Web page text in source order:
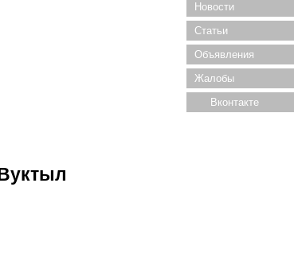
Новости
Статьи
Объявления
Жалобы
Вконтакте